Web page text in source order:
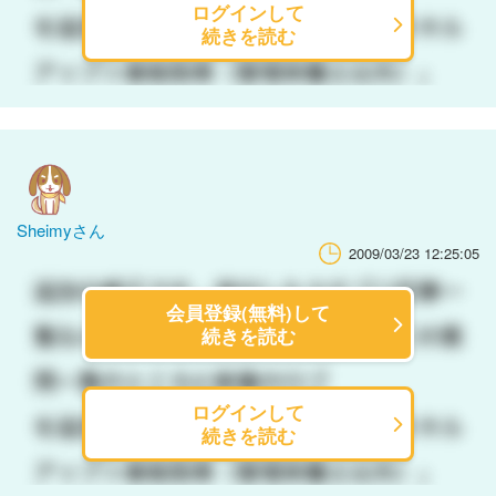
ログインして
続きを読む
Sheimyさん
2009/03/23 12:25:05
会員登録(無料)して
続きを読む
ログインして
続きを読む